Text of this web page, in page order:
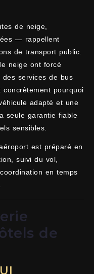
de neige,
— rappellent
de transport public.
neige ont forcé
services de bus
pourquoi
adapté et une
seule garantie fiable
sensibles.
est préparé en
suivi du vol,
en temps
de